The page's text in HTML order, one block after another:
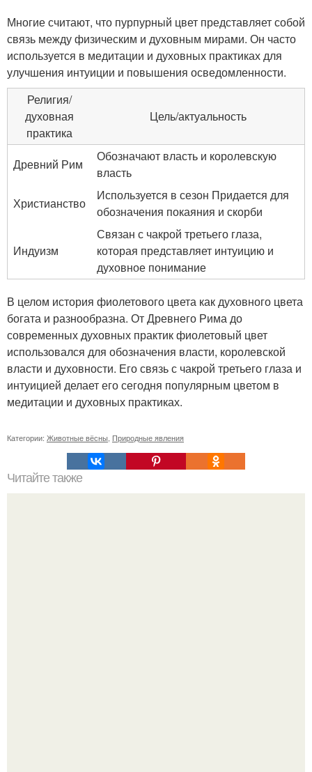
Многие считают, что пурпурный цвет представляет собой
связь между физическим и духовным мирами. Он часто
используется в медитации и духовных практиках для
улучшения интуиции и повышения осведомленности.
Религия/
духовная
практика
Цель/актуальность
Древний Рим
Обозначают власть и королевскую
власть
Христианство
Используется в сезон Придается для
обозначения покаяния и скорби
Индуизм
Связан с чакрой третьего глаза,
которая представляет интуицию и
духовное понимание
В целом история фиолетового цвета как духовного цвета
богата и разнообразна. От Древнего Рима до
современных духовных практик фиолетовый цвет
использовался для обозначения власти, королевской
власти и духовности. Его связь с чакрой третьего глаза и
интуицией делает его сегодня популярным цветом в
медитации и духовных практиках.
Категории: Животные вёсны Природные явления
Читайте также